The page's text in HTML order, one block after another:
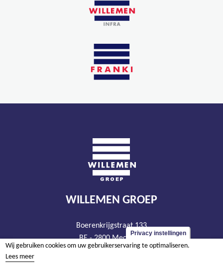
WILLEMEN GROEP
Boerenkrijgstraat 133
BE - 2800 Mechelen
tel +32 15 569 965
Privacy instellingen
Wij gebruiken cookies om uw gebruikerservaring te optimaliseren.
Lees meer